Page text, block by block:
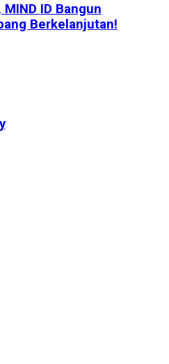
ID Bangun
Berkelanjutan!